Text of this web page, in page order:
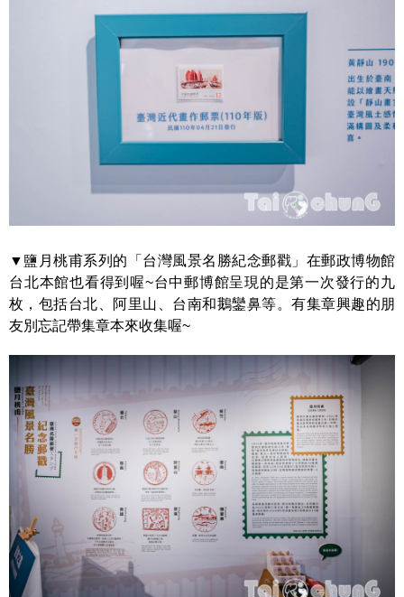
▼鹽月桃甫系列的「台灣風景名勝紀念郵戳」在郵政博物館
台北本館也看得到喔~台中郵博館呈現的是第一次發行的九
枚，包括台北、阿里山、台南和鵝鑾鼻等。有集章興趣的朋
友別忘記帶集章本來收集喔~